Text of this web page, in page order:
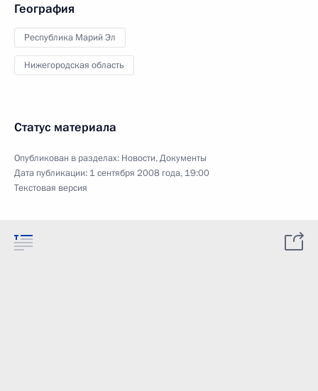
География
Республика Марий Эл
Нижегородская область
Статус материала
Опубликован в разделах: Новости,Документы
Дата публикации: 1 сентября 2008 года, 19:00
Текстовая версия